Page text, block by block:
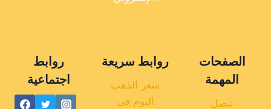
روابط
اجتماعية
روابط سريعة
سعر الذهب
اليوم في
الصفحات
المهمة
تنصل